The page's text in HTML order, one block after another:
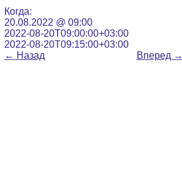
Когда:
20.08.2022 @ 09:00
2022-08-20T09:00:00+03:00
2022-08-20T09:15:00+03:00
← Назад Вперед →